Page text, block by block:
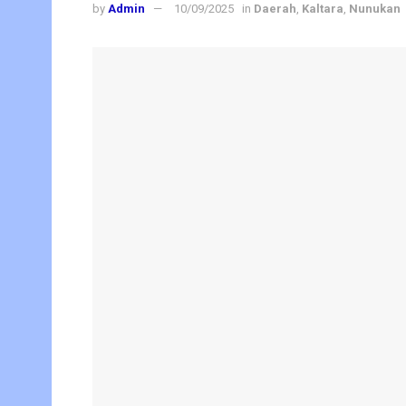
by Admin 10/09/2025 in Daerah Kaltara Nunukan